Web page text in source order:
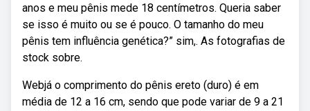
anos e meu pênis mede 18 centímetros. Queria saber
se isso é muito ou se é pouco. O tamanho do meu
pênis tem influência genética?” sim,. As fotografias de
stock sobre.
Webjá o comprimento do pênis ereto (duro) é em
média de 12 a 16 cm, sendo que pode variar de 9 a 21